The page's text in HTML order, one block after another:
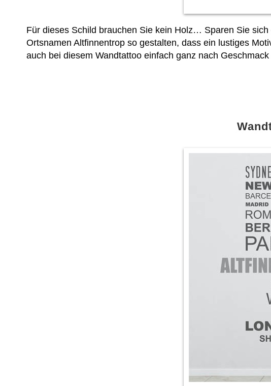
Für dieses Schild brauchen Sie kein Holz… Sparen Sie
Ortsnamen Altfinnentrop so gestalten, dass ein lustiges
auch bei diesem Wandtattoo einfach ganz nach Geschmack